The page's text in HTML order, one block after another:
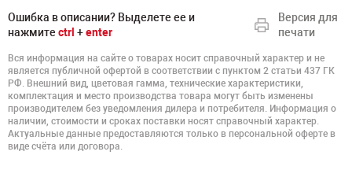
Ошибка в описании? Выделете ее и
нажмите ctrl +enter
Версия для
печати
Вся информация на сайте о товарах носит справочный характер и не
является публичной офертой в соответствии с пунктом 2 статьи 437 ГК
РФ. Внешний вид, цветовая гамма, технические характеристики,
комплектация и место производства товара могут быть изменены
производителем без уведомления дилера и потребителя. Информация о
наличии, стоимости и сроках поставки носят справочный характер.
Актуальные данные предоставляются только в персональной оферте в
виде счёта или договора.